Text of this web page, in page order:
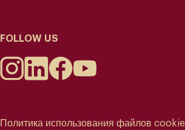
FOLLOW US
Политика использования файлов cookie